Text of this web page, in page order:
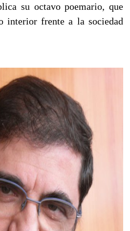
su octavo poemario, que
interior frente a la sociedad